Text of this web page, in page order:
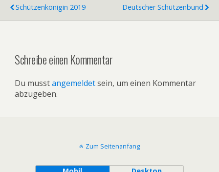
Schützenkönigin 2019
Deutscher Schützenbund
Schreibe einen Kommentar
Du musstangemeldetsein, um einen Kommentar
abzugeben.
Zum Seitenanfang